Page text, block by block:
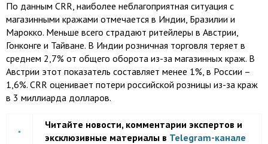
По данным CRR, наиболее неблагоприятная ситуация с
магазинными кражами отмечается в Индии, Бразилии и
Марокко. Меньше всего страдают ритейлеры в Австрии,
Гонконге и Тайване. В Индии розничная торговля теряет в
среднем 2,7% от общего оборота из-за магазинных краж. В
Австрии этот показатель составляет менее 1%, в России –
1,6%. CRR оценивает потери российской розницы из-за краж
в 3 миллиарда долларов.
Читайте новости, комментарии экспертов и
эксклюзивные материалы в Telegram-канале